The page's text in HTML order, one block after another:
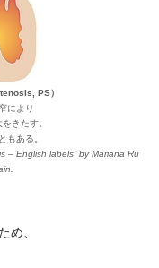
PS）
により
きたす。
もある。
– English labels” by Mariana Ru
め、